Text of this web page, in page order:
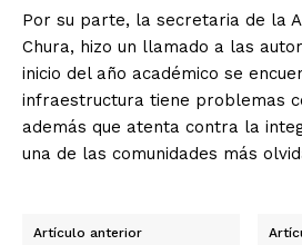
Por su parte, la secretaria de la
Chura, hizo un llamado a las
inicio del año académico se
infraestructura tiene problemas
además que atenta contra la
una de las comunidades más
Artículo anterior